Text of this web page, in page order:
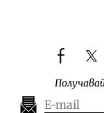
facebook